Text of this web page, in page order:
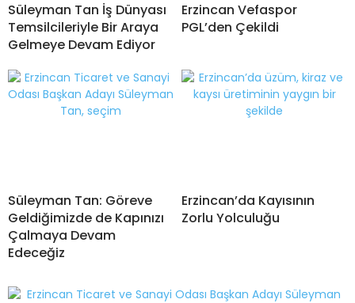
Süleyman Tan İş Dünyası
Temsilcileriyle Bir Araya
Gelmeye Devam Ediyor
Erzincan Vefaspor
PGL’den Çekildi
Süleyman Tan: Göreve
Geldiğimizde de Kapınızı
Çalmaya Devam
Edeceğiz
Erzincan’da Kayısının
Zorlu Yolculuğu